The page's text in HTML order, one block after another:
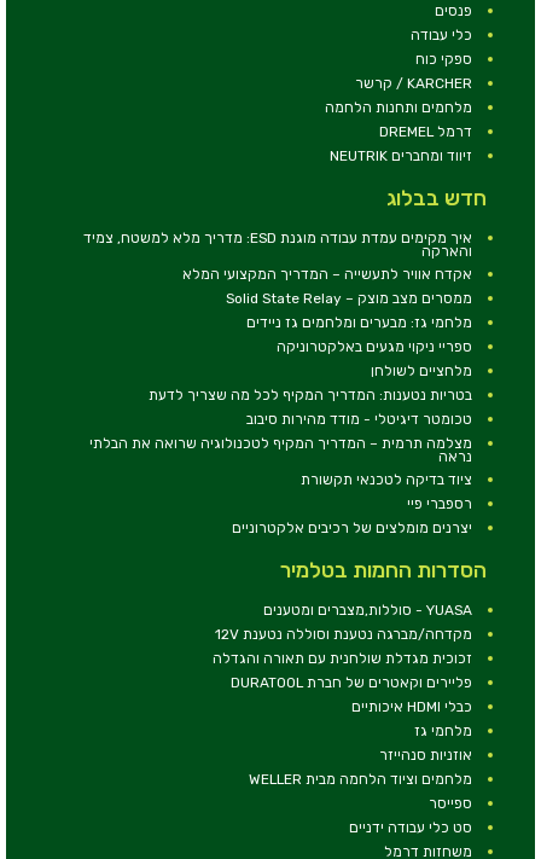
פנסים
כלי עבודה
ספקי כוח
KARCHER / קרשר
מלחמים ותחנות הלחמה
דרמל DREMEL
זיווד ומחברים NEUTRIK
חדש בבלוג
איך מקימים עמדת עבודה מוגנת ESD: מדריך מלא למשטח, צמיד
והארקה
אקדח אוויר לתעשייה – המדריך המקצועי המלא
ממסרים מצב מוצק – Solid State Relay
מלחמי גז: מבערים ומלחמים גז ניידים
ספריי ניקוי מגעים באלקטרוניקה
מלחציים לשולחן
בטריות נטענות: המדריך המקיף לכל מה שצריך לדעת
טכומטר דיגיטלי - מודד מהירות סיבוב
מצלמה תרמית – המדריך המקיף לטכנולוגיה שרואה את הבלתי
נראה
ציוד בדיקה לטכנאי תקשורת
רספברי פיי
יצרנים מומלצים של רכיבים אלקטרוניים
הסדרות החמות בטלמיר
YUASA - סוללות,מצברים ומטענים
מקדחה/מברגה נטענת וסוללה נטענת 12V
זכוכית מגדלת שולחנית עם תאורה והגדלה
פליירים וקאטרים של חברת DURATOOL
כבלי HDMI איכותיים
מלחמי גז
אוזניות סנהייזר
מלחמים וציוד הלחמה מבית WELLER
ספייסר
סט כלי עבודה ידניים
משחזות דרמל